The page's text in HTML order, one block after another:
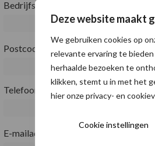
Deze website maakt
We gebruiken cookies op
relevante ervaring te
herhaalde bezoeken te
klikken, stemt u in met het
hier onze privacy- en
Cookie instellingen
Bedrijfsnaam
Postcode
Telefoon
E-mailadres